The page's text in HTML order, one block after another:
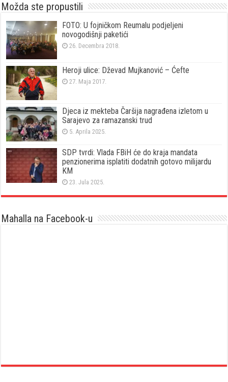
Možda ste propustili
FOTO: U fojničkom Reumalu podjeljeni
novogodišnji paketići
26. Decembra 2018.
Heroji ulice: Dževad Mujkanović – Ćefte
27. Maja 2017.
Djeca iz mekteba Čaršija nagrađena izletom u
Sarajevo za ramazanski trud
5. Aprila 2025.
SDP tvrdi: Vlada FBiH će do kraja mandata
penzionerima isplatiti dodatnih gotovo milijardu
KM
23. Jula 2025.
Mahalla na Facebook-u